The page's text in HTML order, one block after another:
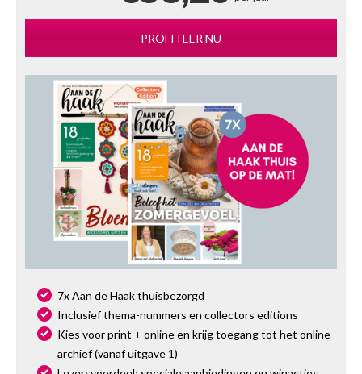
PROFITEER NU
7x Aan de Haak thuisbezorgd
Inclusief thema-nummers en collectors editions
Kies voor print + online en krijg toegang tot het online
archief (vanaf uitgave 1)